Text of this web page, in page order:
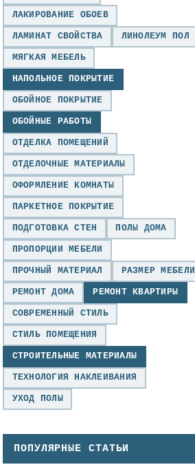
ЛАКИРОВАНИЕ ОБОЕВ
ЛАМИНАТ СВОЙСТВА ЛИНОЛЕУМ ПОЛ
МЯГКАЯ МЕБЕЛЬ
НАПОЛЬНОЕ ПОКРЫТИЕ
ОБОЙНОЕ ПОКРЫТИЕ
ОБОЙНЫЕ РАБОТЫ
ОТДЕЛКА ПОМЕЩЕНИЙ
ОТДЕЛОЧНЫЕ МАТЕРИАЛЫ
ОФОРМЛЕНИЕ КОМНАТЫ
ПАРКЕТНОЕ ПОКРЫТИЕ
ПОДГОТОВКА СТЕН ПОЛЫ ДОМА
ПРОПОРЦИИ МЕБЕЛИ
ПРОЧНЫЙ МАТЕРИАЛ РАЗМЕР МЕБЕЛИ
РЕМОНТ ДОМА РЕМОНТ КВАРТИРЫ
СОВРЕМЕННЫЙ СТИЛЬ
СТИЛЬ ПОМЕЩЕНИЯ
СТРОИТЕЛЬНЫЕ МАТЕРИАЛЫ
ТЕХНОЛОГИЯ НАКЛЕИВАНИЯ
УХОД ПОЛЫ
ПОПУЛЯРНЫЕ СТАТЬИ